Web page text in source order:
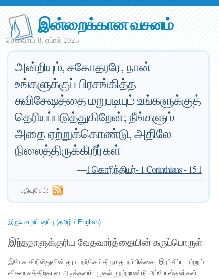
இன்றைக்கான வசனம்
செவ்வாய் 8. ஏப்ரல் 2025
அன்றியும், சகோதரரே, நான்
உங்களுக்குப் பிரசங்கித்த
சுவிசேஷத்தை மறுபடியும் உங்களுக்குத்
தெரியப்படுத்துகிறேன்; நீங்களும்
அதை ஏற்றுக்கொண்டு, அதிலே
நிலைத்திருக்கிறீர்கள்
—1 கொரிந்தியர்- 1 Corinthians - 15:1
பதிவுசெய்:
இருமொழிப்பதிப்பு (தமிழ் / English)
இந்தநாளுக்குரிய வேதவார்த்தையின் கருப்பொருள்
இயேசு கிறிஸ்துவின் தூய நற்செய்தி நமது நம்பிக்கை, இரட்சிப்பு மற்றும்
விசுவாசத்திற்கான அடித்தளம். முதல் நூற்றாண்டு அப்போஸ்தலர்கள்